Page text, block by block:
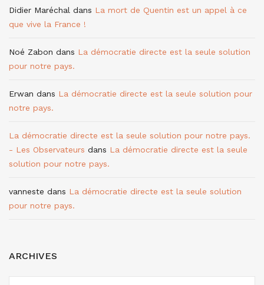
Didier Maréchal dans La mort de Quentin est un appel à ce
que vive la France !
Noé Zabon dans La démocratie directe est la seule solution
pour notre pays.
Erwan dans La démocratie directe est la seule solution pour
notre pays.
La démocratie directe est la seule solution pour notre pays.
- Les Observateurs dans La démocratie directe est la seule
solution pour notre pays.
vanneste dans La démocratie directe est la seule solution
pour notre pays.
ARCHIVES
ARCHIVES